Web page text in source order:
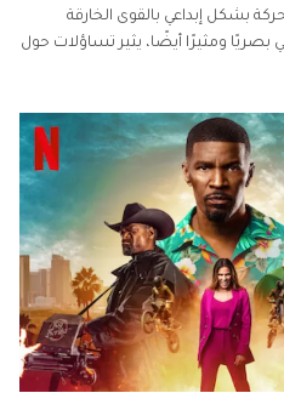
بشكل إبداعي بالقوى الخارقة
بصريًا ومثيرًا أيضًا، يثير تساؤلات حول